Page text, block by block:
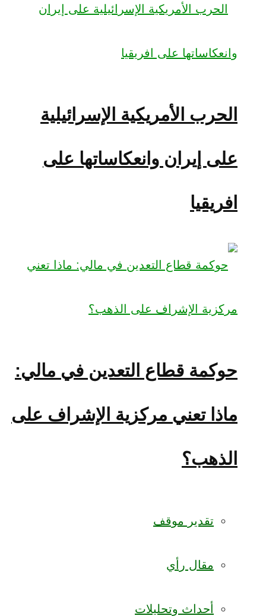
الحرب الأمريكية الإسرائيلية
على إيران وانعكاساتها على
افريقيا
حوكمة قطاع التعدين في مالي:
ماذا تعني مركزية الإشراف على
الذهب؟
تقدير موقف
مقال رأي
أحداث وتحليلات